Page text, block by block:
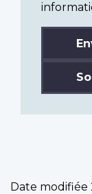
Date modifiée